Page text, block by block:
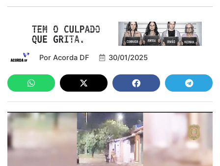
Por Acorda DF 30/01/2025